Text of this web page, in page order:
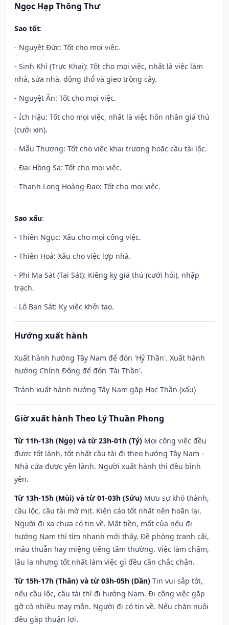
Ngọc Hạp Thông Thư
Sao tốt:
- Nguyệt Đức: Tốt cho mọi việc.
- Sinh Khí (Trực Khai): Tốt cho mọi việc, nhất là việc làm
nhà, sửa nhà, động thổ và gieo trồng cây.
- Nguyệt Ân: Tốt cho mọi việc.
- Ích Hậu: Tốt cho mọi việc, nhất là việc hôn nhân giá thú
(cưới xin).
- Mẫu Thương: Tốt cho việc khai trương hoặc cầu tài lộc.
- Đại Hồng Sa: Tốt cho mọi việc.
- Thanh Long Hoàng Đạo: Tốt cho mọi việc.
Sao xấu:
- Thiên Ngục: Xấu cho mọi công việc.
- Thiên Hoả: Xấu cho việc lợp nhà.
- Phi Ma Sát (Tai Sát): Kiêng kỵ giá thú (cưới hỏi), nhập
trạch.
- Lỗ Ban Sát: Kỵ việc khởi tạo.
Hướng xuất hành
Xuất hành hướng Tây Nam để đón 'Hỷ Thần'. Xuất hành
hướng Chính Đông để đón 'Tài Thần'.
Tránh xuất hành hướng Tây Nam gặp Hạc Thần (xấu)
Giờ xuất hành Theo Lý Thuần Phong
Từ 11h-13h (Ngọ) và từ 23h-01h (Tý) Mọi công việc đều
được tốt lành, tốt nhất cầu tài đi theo hướng Tây Nam –
Nhà cửa được yên lành. Người xuất hành thì đều bình
yên.
Từ 13h-15h (Mùi) và từ 01-03h (Sửu) Mưu sự khó thành,
cầu lộc, cầu tài mờ mịt. Kiện cáo tốt nhất nên hoãn lại.
Người đi xa chưa có tin về. Mất tiền, mất của nếu đi
hướng Nam thì tìm nhanh mới thấy. Đề phòng tranh cãi,
mâu thuẫn hay miệng tiếng tầm thường. Việc làm chậm,
lâu la nhưng tốt nhất làm việc gì đều cần chắc chắn.
Từ 15h-17h (Thân) và từ 03h-05h (Dần) Tin vui sắp tới,
nếu cầu lộc, cầu tài thì đi hướng Nam. Đi công việc gặp
gỡ có nhiều may mắn. Người đi có tin về. Nếu chăn nuôi
đều gặp thuận lợi.